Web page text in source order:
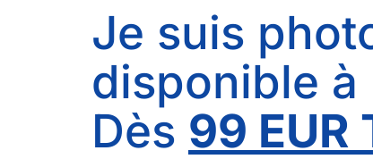
Je suis
disponible à
Dès 99 EUR